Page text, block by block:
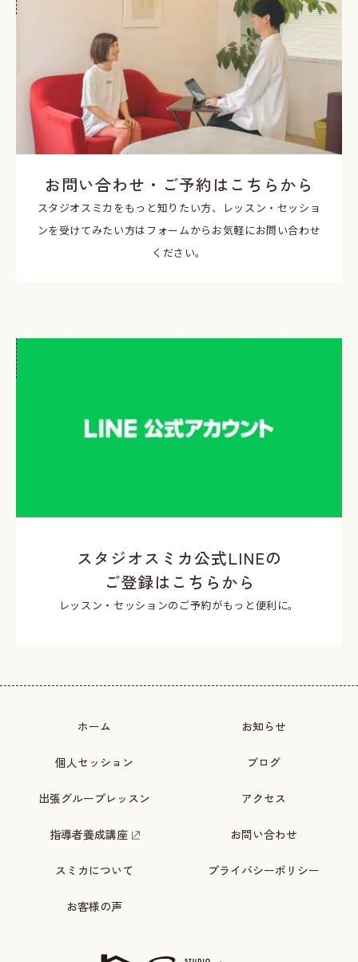
お問い合わせ・ご予約はこちらから
スタジオスミカをもっと知りたい方、レッスン・セッショ
ンを受けてみたい方はフォームからお気軽にお問い合わせ
ください。
スタジオスミカ公式LINEの
ご登録はこちらから
レッスン・セッションのご予約がもっと便利に。
ホーム
個人セッション
出張グループレッスン
指導者養成講座
スミカについて
お客様の声
お知らせ
ブログ
アクセス
お問い合わせ
プライバシーポリシー